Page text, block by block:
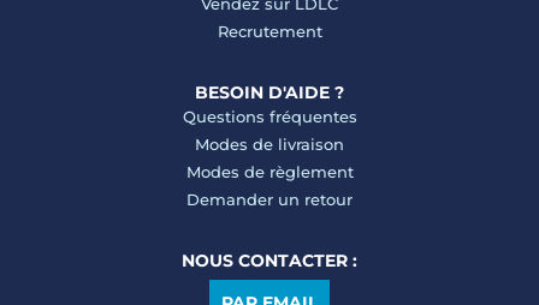
Recrutement
BESOIN D'AIDE ?
Questions fréquentes
Modes de livraison
Modes de règlement
Demander un retour
NOUS CONTACTER :